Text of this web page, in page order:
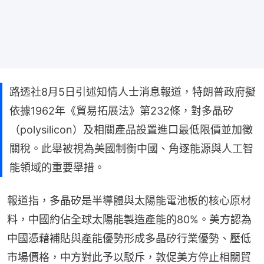
路透社8月5日引述知情人士消息報道，特朗普政府擬
依據1962年《貿易拓展法》第232條，對多晶矽
（polysilicon）及相關產品設置進口最低限價並加徵
關稅。此舉被視為美國制衡中國、角逐能源與人工智
能領域的重要舉措。
報道指，多晶矽是半導體與太陽能電池板的核心原材
料，中國約佔全球太陽能製造產能的80%。美方認為
中國憑藉補貼與產能優勢形成多晶矽行業優勢、壓低
市場價格，中方對此予以駁斥，敦促美方停止相關貿